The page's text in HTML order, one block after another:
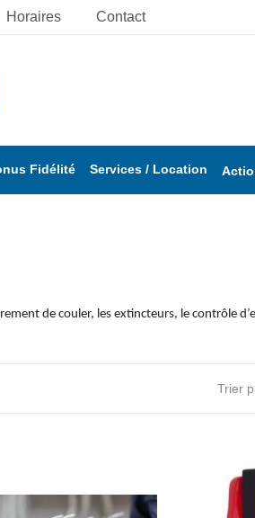
Horaires Contact
Fidélité Services / Location
de couler, les extincteurs, le contrôle
Trier